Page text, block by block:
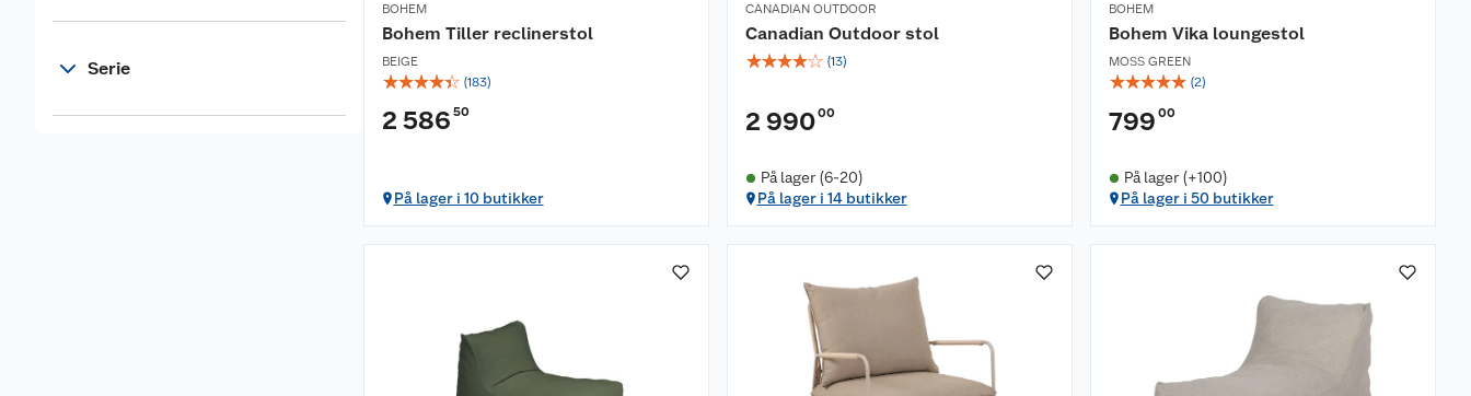
Serie
BOHEM
Bohem Tiller reclinerstol
BEIGE
☆☆☆☆☆ (183)
2 586 50
På lager i 10 butikker
CANADIAN OUTDOOR
Canadian Outdoor stol
☆☆☆☆☆ (13)
2 99000
På lager (6-20)
På lager i 14 butikker
BOHEM
Bohem Vika loungestol
MOSS GREEN
☆☆☆☆☆ (2)
799 00
På lager (+100)
På lager i 50 butikker